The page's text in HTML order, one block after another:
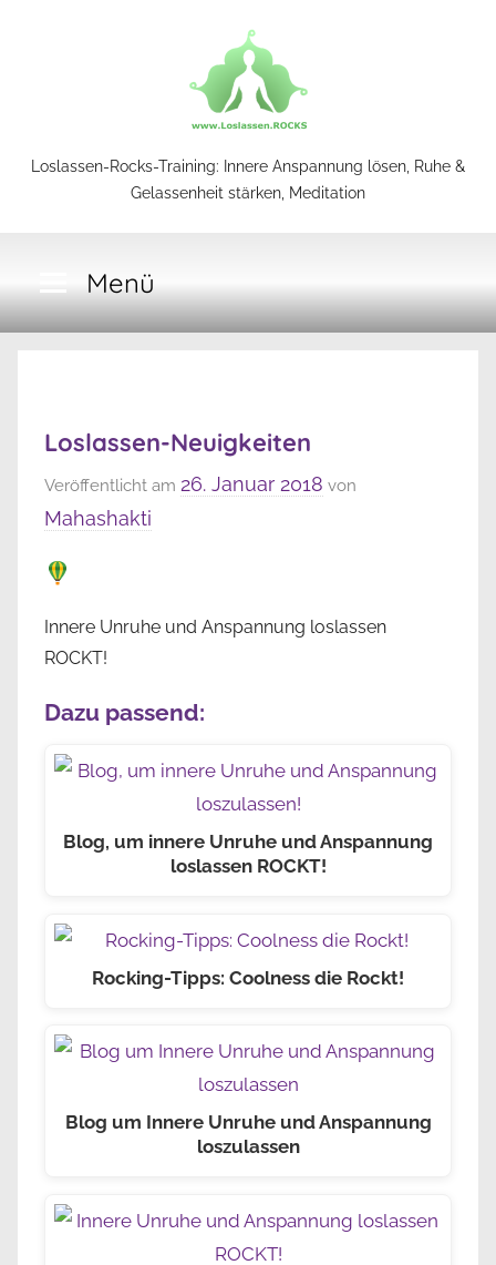
Loslassen-
Training
Loslassen-Rocks-Training: Innere Anspannung lösen, Ruhe &
Gelassenheit stärken, Meditation
Menü
Loslassen-Neuigkeiten
Veröffentlicht am 26. Januar 2018 von
Mahashakti
Innere Unruhe und Anspannung loslassen
ROCKT!
Dazu passend:
Blog, um innere Unruhe und Anspannung
loslassen ROCKT!
Rocking-Tipps: Coolness die Rockt!
Blog um Innere Unruhe und Anspannung
loszulassen